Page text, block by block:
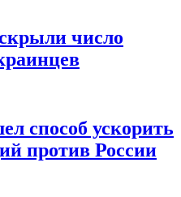
число
способ ускорить
против России